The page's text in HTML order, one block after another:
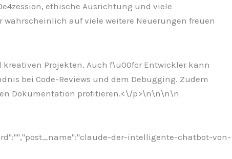
ethische Ausrichtung und viele
auf viele weitere Neuerungen freuen
Projekten. Auch f\u00fcr Entwickler kann
bei Code-Reviews und dem Debugging. Zudem
Dokumentation profitieren.<\/p>\n\n\n\n
der-intelligente-chatbot-von-